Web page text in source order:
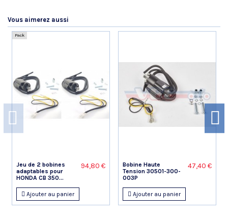
Vous aimerez aussi
Pack
Jeu de 2 bobines
adaptables pour
HONDA CB 350...
94,80 €
Ajouter au panier
Bobine Haute
Tension 30501-300-
003P
47,40 €
Ajouter au panier